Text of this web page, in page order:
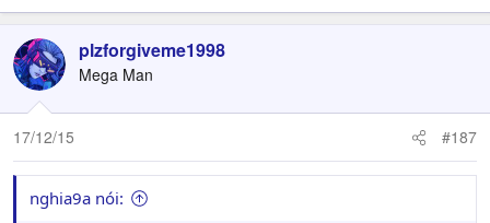
plzforgiveme1998
Mega Man
17/12/15 #187
nghia9a nói: